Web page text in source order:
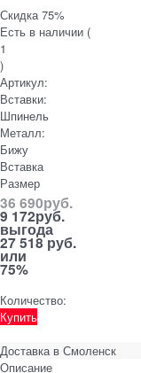
Скидка 75%
Есть в наличии (
1
)
Артикул:
Вставки:
Шпинель
Металл:
Бижу
Вставка
Размер
36 690руб.
9 172руб.
выгода
27 518 руб.
или
75%
Количество:
Купить
Доставка в Смоленск
Описание